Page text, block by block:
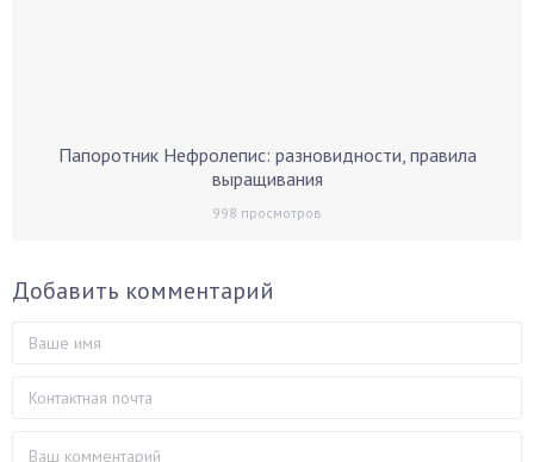
Папоротник Нефролепис: разновидности, правила
выращивания
998 просмотров
Добавить комментарий